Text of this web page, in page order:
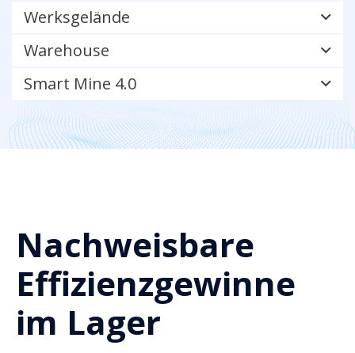
Werksgelände
Warehouse
Smart Mine 4.0
Nachweisbare
Effizienzgewinne
im Lager